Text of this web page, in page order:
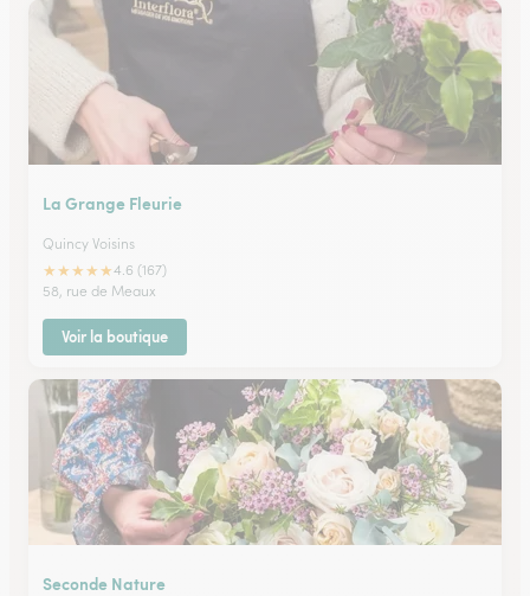
La Grange Fleurie
Quincy Voisins
★★★★★4.6 (167)
58, rue de Meaux
Voir la boutique
Seconde Nature